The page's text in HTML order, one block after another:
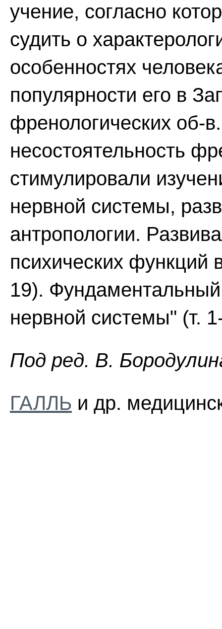
учение, согласно
судить о
особенностях
популярности его в
френологических об-
несостоятельность
стимулировали
нервной системы,
антропологии.
психических функций
19).
нервной системы" (т.
Пoд peд. B.
ГАЛЛЬ и др.